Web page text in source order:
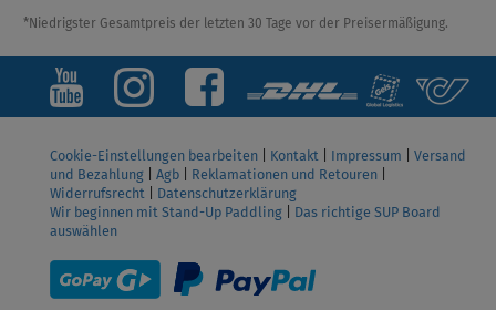
*Niedrigster Gesamtpreis der letzten 30 Tage vor der Preisermäßigung.
Cookie-Einstellungen bearbeiten Kontakt Impressum
Versand
und Bezahlung
Agb Reklamationen und Retouren
Widerrufsrecht
Datenschutzerklärung
Wir beginnen mit Stand-Up Paddling
Das richtige SUP Board
auswählen